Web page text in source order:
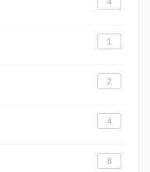
1
2
4
8